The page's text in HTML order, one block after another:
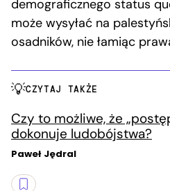
demograficznego status
może wysyłać na
osadników, nie łamiąc
CZYTAJ TAKŻE
Czy to możliwe, że
dokonuje ludobójstwa?
Paweł Jędral